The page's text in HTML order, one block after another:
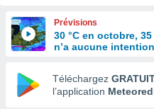
en
Prévisions
30 °C en octobre,
n’a aucune
Téléchargez
l’application